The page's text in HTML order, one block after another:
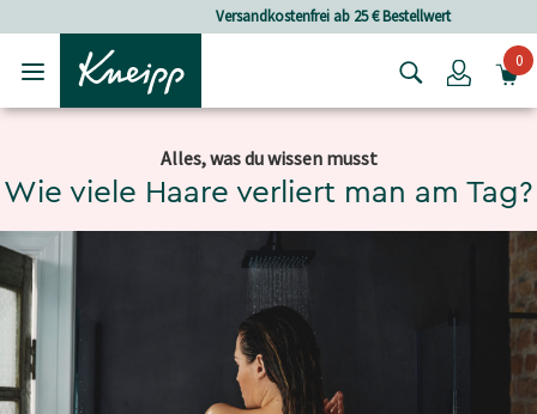
Versandkostenfrei ab 25 € Bestellwert
Login0
Alles, was du wissen musst
Wie viele Haare verliert man am Tag?